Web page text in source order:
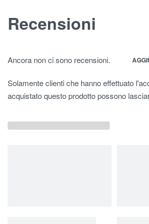
Recensioni
Ancora non ci sono recensioni.
Solamente clienti che hanno effettuato
acquistato questo prodotto possono